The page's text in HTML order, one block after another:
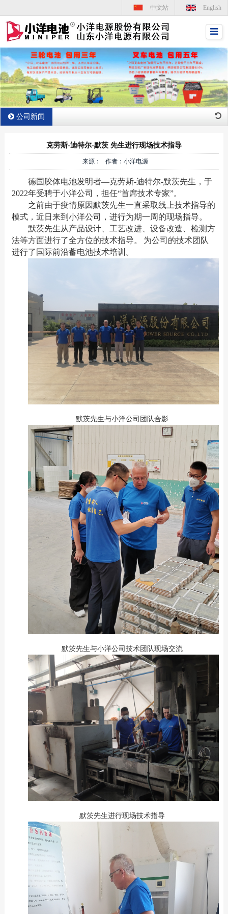
中文站 English
公司新闻
克劳斯-迪特尔-默茨 先生进行现场技术指导
来源： 作者：小洋电源
德国胶体电池发明者—克劳斯-迪特尔-默茨先生，于
2022年受聘于小洋公司，担任“首席技术专家”。
之前由于疫情原因默茨先生一直采取线上技术指导的
模式，近日来到小洋公司，进行为期一周的现场指导。
默茨先生从产品设计、工艺改进、设备改造、检测方
法等方面进行了全方位的技术指导。
为公司的技术团队
进行了国际前沿蓄电池技术培训。
默茨先生与小洋公司团队合影
默茨先生与小洋公司技术团队现场交流
默茨先生进行现场技术指导